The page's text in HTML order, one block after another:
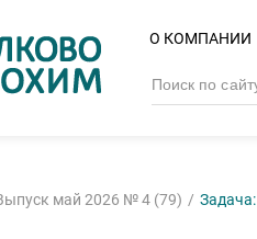
О КОМПАНИИ
май 2026 № 4 (79)